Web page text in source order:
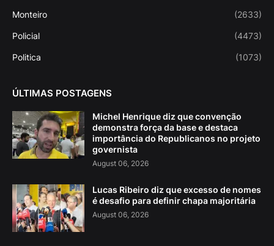
Monteiro (2633)
Policial (4473)
Politica (1073)
ÚLTIMAS POSTAGENS
Michel Henrique diz que convenção
demonstra força da base e destaca
importância do Republicanos no projeto
governista
August 06, 2026
Lucas Ribeiro diz que excesso de nomes
é desafio para definir chapa majoritária
August 06, 2026